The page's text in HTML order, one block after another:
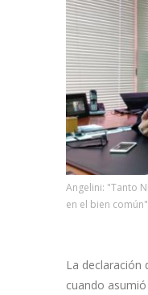
Angelini: "Tanto
en el bien
La declaración
cuando